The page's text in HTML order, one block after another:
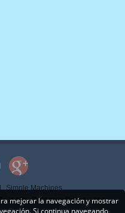
,Simple Machines
los Derechos Reservados.
mejorar la navegación y mostrar
Si continua navegando